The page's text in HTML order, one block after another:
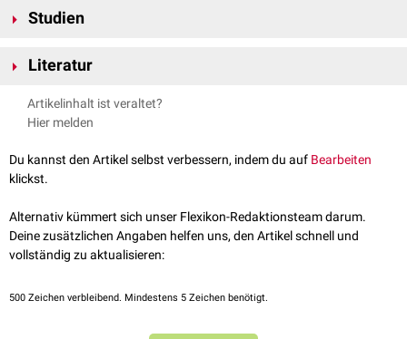
schwerwiegenden Nebenwirkungen berichtet.
Studien
Erkrankungen untersucht:
Marginalzonenlymphom
Primärer Hyperaldosteronismus
Literatur
EMA – PRIME Status für Pentixafor
Biodistribution and Radiation Dosimetry for 68Ga-Pentixafor
Advances in PET Imaging of the CXCR4 Receptor: 68Ga-Pentixafor
, abgerufen am 08.07.2025
Artikelinhalt ist veraltet?
Hier melden
Du kannst den Artikel selbst verbessern, indem du auf Bearbeiten
klickst.
Alternativ kümmert sich unser Flexikon-Redaktionsteam darum.
Deine zusätzlichen Angaben helfen uns, den Artikel schnell und
vollständig zu aktualisieren:
500 Zeichen verbleibend. Mindestens 5 Zeichen benötigt.